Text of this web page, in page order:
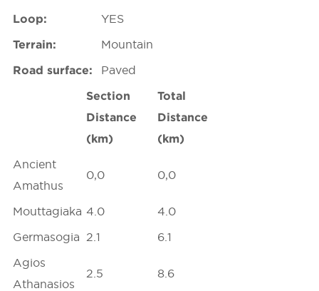
Loop:
YES
Terrain:
Mountain
Road surface:
Paved
Section
Distance
(km)
Total
Distance
(km)
Ancient
Amathus
0,0 0,0
Mouttagiaka 4.0
4.0
Germasogia
2.1
6.1
Agios
Athanasios
2.5 8.6